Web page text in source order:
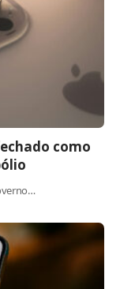
como